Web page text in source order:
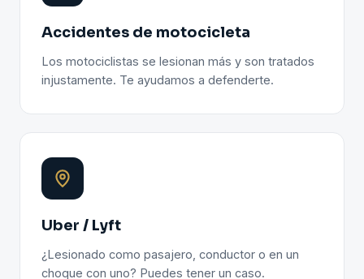
Accidentes de motocicleta
Los motociclistas se lesionan más y son tratados
injustamente. Te ayudamos a defenderte.
Uber / Lyft
¿Lesionado como pasajero, conductor o en un
choque con uno? Puedes tener un caso.